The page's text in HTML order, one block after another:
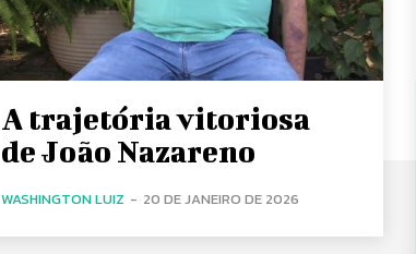
A trajetória vitoriosa
de João Nazareno
WASHINGTON LUIZ - 20 DE JANEIRO DE 2026